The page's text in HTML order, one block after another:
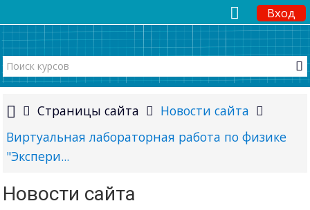
Вход
Страницы сайта
Новости сайта
Виртуальная лабораторная работа по физике
"Экспери...
Новости сайта